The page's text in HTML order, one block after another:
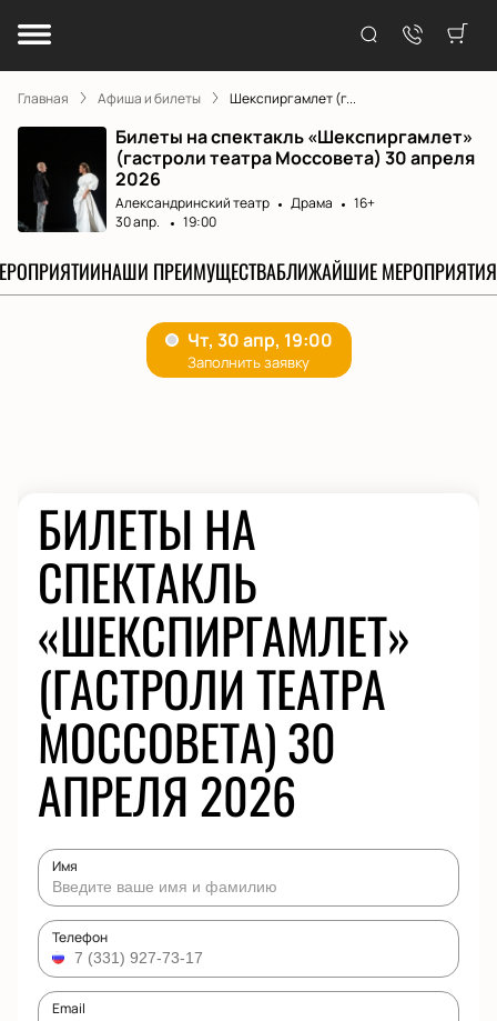
Главная Афиша и билеты Шекспиргамлет (г...
Билеты на спектакль «Шекспиргамлет»
(гастроли театра Моссовета) 30 апреля
2026
Александринский театр Драма
16+
30 апр.
19:00
НАШИ ПРЕИМУЩЕСТВАБЛИЖАЙШИЕ МЕРОПРИЯТИЯ
БИЛЕТЫ НА
СПЕКТАКЛЬ
«ШЕКСПИРГАМЛЕТ»
(ГАСТРОЛИ ТЕАТРА
МОССОВЕТА) 30
АПРЕЛЯ 2026
Имя
Телефон
Email